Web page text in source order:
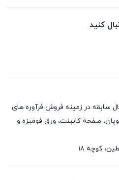
کنید
چوب توسلی با بیش از 21 سال سابقه در زمینه فروش فرآوره های
صفحه کابینت، ورق فومیزه و
کوچه ۱۸